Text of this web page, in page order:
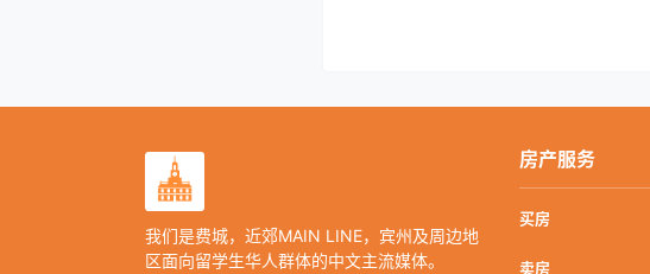
我们是费城，近郊MAIN LINE，宾州及周边地
区面向留学生华人群体的中文主流媒体。
房产服务
买房
卖房